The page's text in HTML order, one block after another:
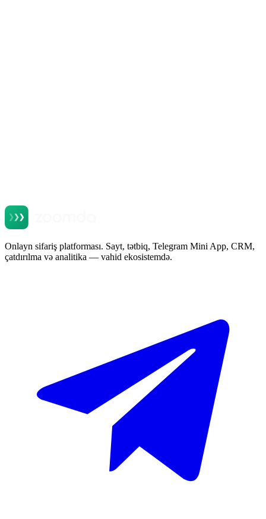
Onlayn sifariş platforması. Sayt, tətbiq, Telegram Mini App, CRM,
çatdırılma və analitika — vahid ekosistemdə.